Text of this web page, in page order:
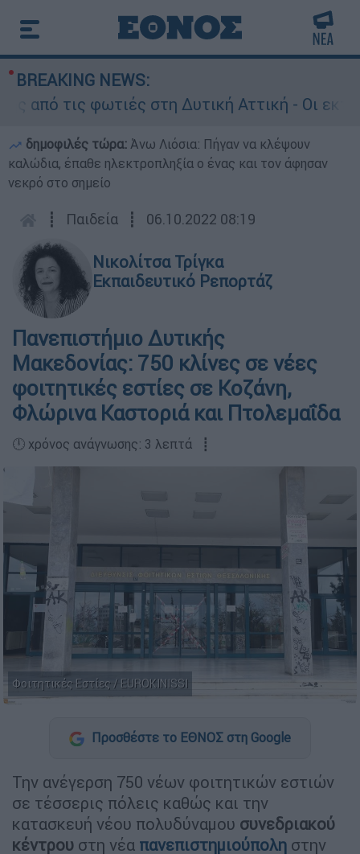
BREAKING NEWS:
τις φωτιές στη Δυτική Αττική - Οι
δημοφιλές τώρα: Άνω Λιόσια: Πήγαν να κλέψουν
καλώδια, έπαθε ηλεκτροπληξία ο ένας και τον άφησαν
νεκρό στο σημείο
┋ Παιδεία ┋ 06.10.2022 08:19
Νικολίτσα Τρίγκα
Εκπαιδευτικό Ρεπορτάζ
Πανεπιστήμιο Δυτικής
Μακεδονίας: 750 κλίνες σε νέες
φοιτητικές εστίες σε Κοζάνη,
Φλώρινα Καστοριά και Πτολεμαΐδα
🕛 χρόνος ανάγνωσης: 3 λεπτά ┋
Φοιτητικές Εστίες / EUROKINISSI
Προσθέστε το ΕΘΝΟΣ στη Google
Την ανέγερση 750 νέων φοιτητικών εστιών
σε τέσσερις πόλεις καθώς και την
κατασκευή νέου πολυδύναμου συνεδριακού
κέντρου στη νέα πανεπιστημιούπολη στην